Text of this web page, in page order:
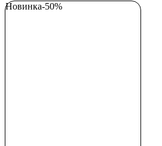
Новинка-50%